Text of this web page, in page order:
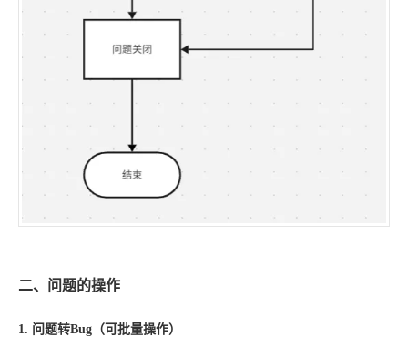
二、问题的操作
1. 问题转Bug（可批量操作）